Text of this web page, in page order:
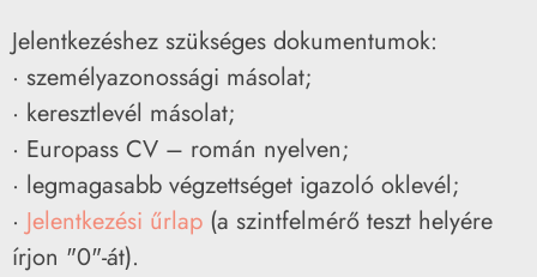
Jelentkezéshez szükséges dokumentumok:
· személyazonossági másolat;
· keresztlevél másolat;
· Europass CV – román nyelven;
· legmagasabb végzettséget igazoló oklevél;
· Jelentkezési űrlap (a szintfelmérő teszt helyére
írjon "0"-át).